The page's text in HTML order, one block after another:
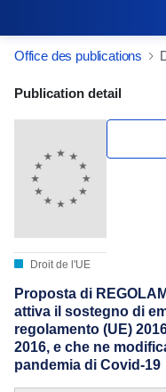
Office des publications
Publication
Publication detail
Droit de l'UE
Proposta di
attiva il sostegno di
regolamento (UE)
2016, e che ne
pandemia di Covid-19